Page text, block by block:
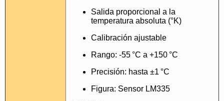
Salida proporcional a la
temperatura absoluta (°K)
Calibración ajustable
Rango: -55 °C a +150 °C
Precisión: hasta ±1 °C
Figura: Sensor LM335